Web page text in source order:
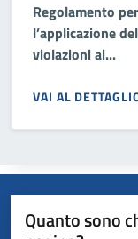
Regolamento
l’applicazione
violazioni ai...
VAI AL
Quanto sono